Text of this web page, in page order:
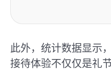
此外，统计数据显示
接待体验不仅仅是礼